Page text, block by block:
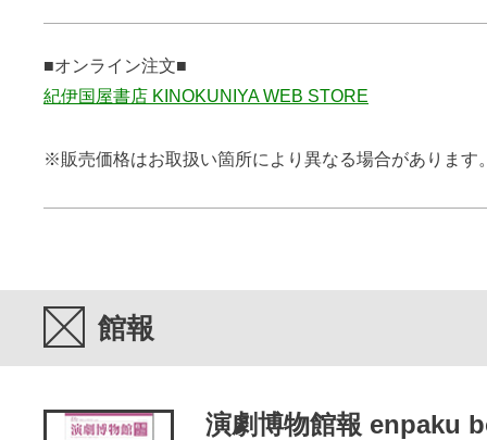
■オンライン注文■
紀伊国屋書店 KINOKUNIYA WEB STORE
※販売価格はお取扱い箇所により異なる場合があります
館報
演劇博物館報 enpaku